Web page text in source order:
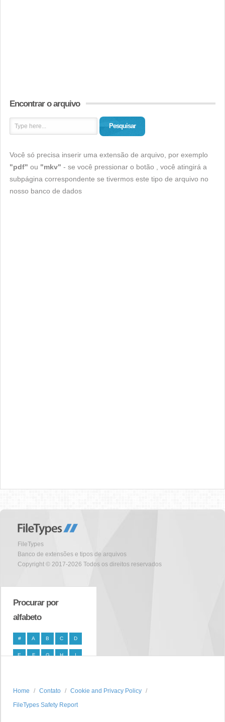
Encontrar o arquivo
Pesquisar
Você só precisa inserir uma extensão de arquivo, por exemplo
"pdf" ou "mkv" - se você pressionar o botão , você atingirá a
subpágina correspondente se tivermos este tipo de arquivo no
nosso banco de dados
FileTypes
Banco de extensões e tipos de arquivos
Copyright © 2017-2026 Todos os direitos reservados
Procurar por
alfabeto
# A B C D
E F G H I
P S
T U V W X
Home Contato
Cookie and Privacy Policy
FileTypes Safety Report